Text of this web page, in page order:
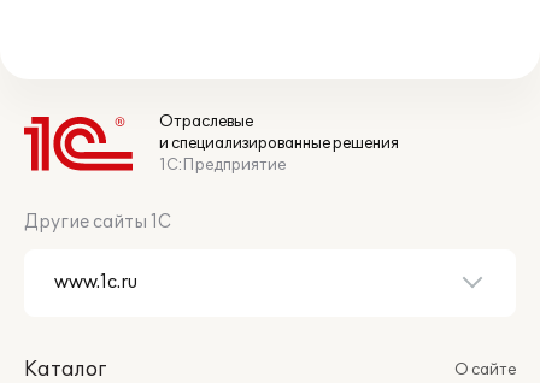
Отраслевые
и специализированные решения
1С:Предприятие
Другие сайты 1С
Каталог
О сайте